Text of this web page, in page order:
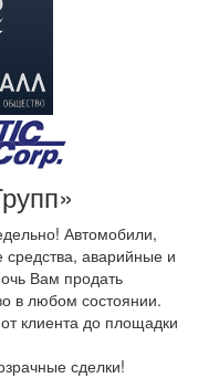
Автомобили,
аварийные и
Вам продать
в любом состоянии.
клиента до площадки
сделки!